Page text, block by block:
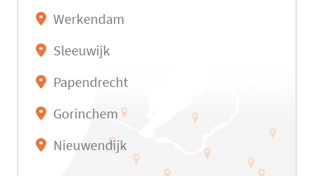
Werkendam
Sleeuwijk
Papendrecht
Gorinchem
Nieuwendijk